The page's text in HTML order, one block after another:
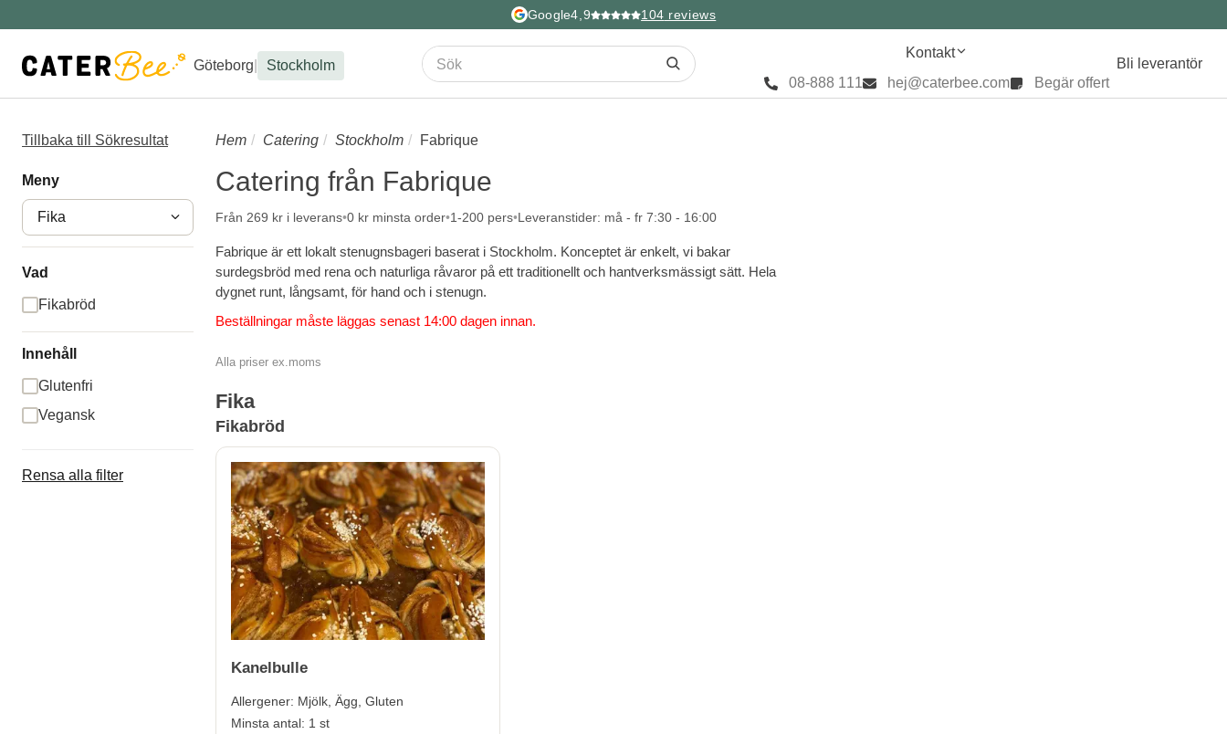
Google4,9 104 reviews
Göteborg Stockholm
Kontakt
08-888 111
hej@caterbee.com Begär offert
Bli leverantör
Tillbaka till Sökresultat
Meny
Fika
Vad
Fikabröd
Innehåll
Glutenfri
Vegansk
Rensa alla filter
Hem Catering Stockholm Fabrique
Catering från Fabrique
Från 269 kr i leverans 0 kr minsta order 1-200 pers Leveranstider: må - fr 7:30 - 16:00
Fabrique är ett lokalt stenugnsbageri baserat i Stockholm. Konceptet är enkelt, vi bakar
surdegsbröd med rena och naturliga råvaror på ett traditionellt och hantverksmässigt sätt. Hela
dygnet runt, långsamt, för hand och i stenugn.
Beställningar måste läggas senast 14:00 dagen innan.
Alla priser ex.moms
Fika
Fikabröd
Kanelbulle
Allergener: Mjölk, Ägg, Gluten
Minsta antal: 1 st